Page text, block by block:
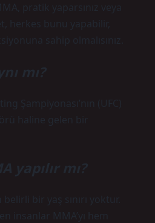
pratik yaparsınız veya
herkes bunu yapabilir,
sahip olmalısınız.
mı?
Şampiyonası’nın (UFC)
haline gelen bir
yapılır mı?
bir yaş sınırı yoktur.
insanlar MMA’yı hem